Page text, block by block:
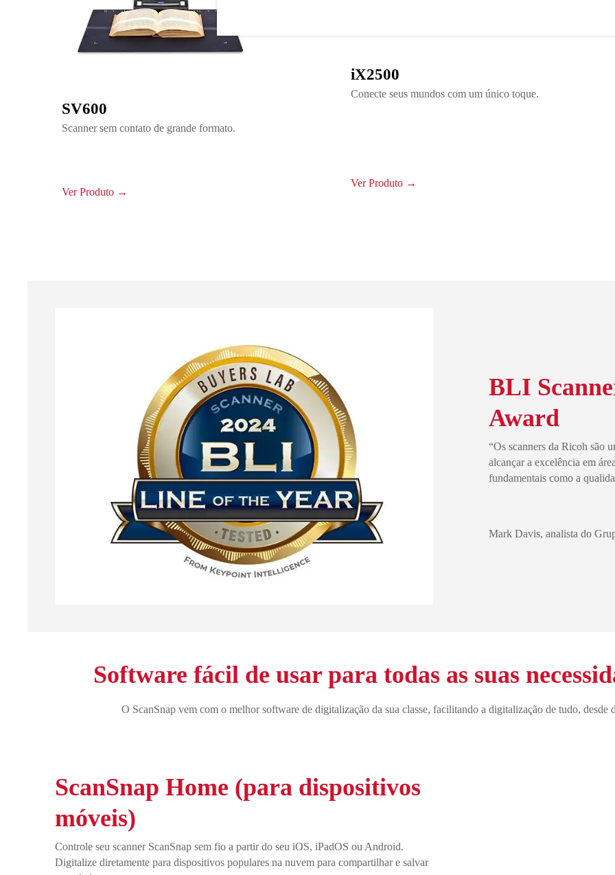
SV600
Scanner sem contato de grande formato.
Ver Produto →
iX2500
Conecte seus mundos com um único toque.
Ver Produto →
BLI
Award
“Os scanners da Ricoh são
alcançar a excelência em
fundamentais como a
Mark Davis, analista do
Software fácil de usar para todas as suas
O ScanSnap vem com o melhor software de digitalização da sua classe, facilitando a digitalização de tudo, desde
ScanSnap Home (para dispositivos
móveis)
Controle seu scanner ScanSnap sem fio a partir do seu iOS, iPadOS ou Android.
Digitalize diretamente para dispositivos populares na nuvem para compartilhar e salvar